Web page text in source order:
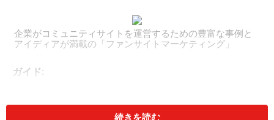
企業がコミュニティサイトを運営するための豊富な事例と
アイディアが満載の「ファンサイトマーケティング」
ガイド:
ティングというのは当たり前となっていますが、日野さ
続きを読む